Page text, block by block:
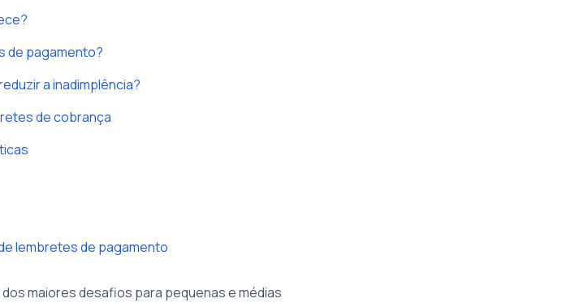
de pagamento?
a inadimplência?
de cobrança
lembretes de pagamento
maiores desafios para pequenas e médias